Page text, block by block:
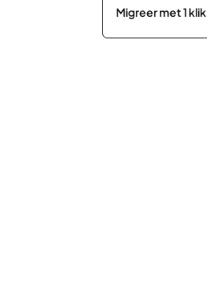
Migreer met 1 klik